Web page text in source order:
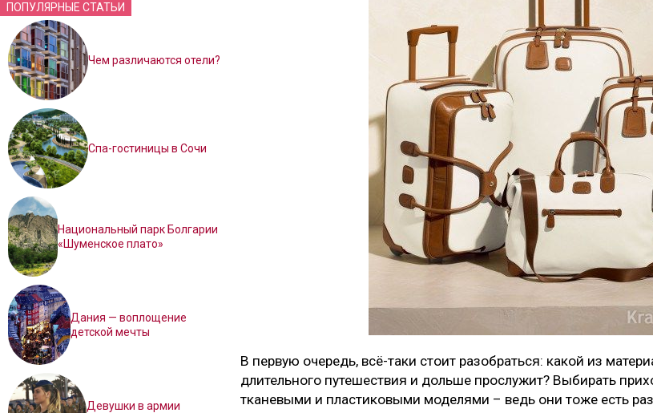
ПОПУЛЯРНЫЕ СТАТЬИ
Чем различаются отели?
Спа-гостиницы в Сочи
Национальный парк Болгарии
«Шуменское плато»
Дания — воплощение
детской мечты
Девушки в армии
В первую очередь, всё-таки стоит разобраться: какой из
длительного путешествия и дольше прослужит? Выбирать
тканевыми и пластиковыми моделями – ведь они тоже есть